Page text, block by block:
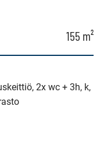
155 m²
2x wc + 3h, k,